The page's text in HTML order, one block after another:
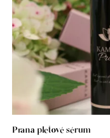
Prana pleťové sérum